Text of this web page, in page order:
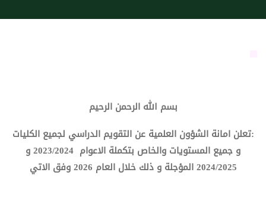
بسم الله الرحمن الرحيم
:تعلن امانة الشؤون العلمية عن التقويم الدراسي لجميع الكليات
و جميع المستويات والخاص بتكملة الاعوام 2023/2024 و
2024/2025 المؤجلة و ذلك خلال العام 2026 وفق الاتي